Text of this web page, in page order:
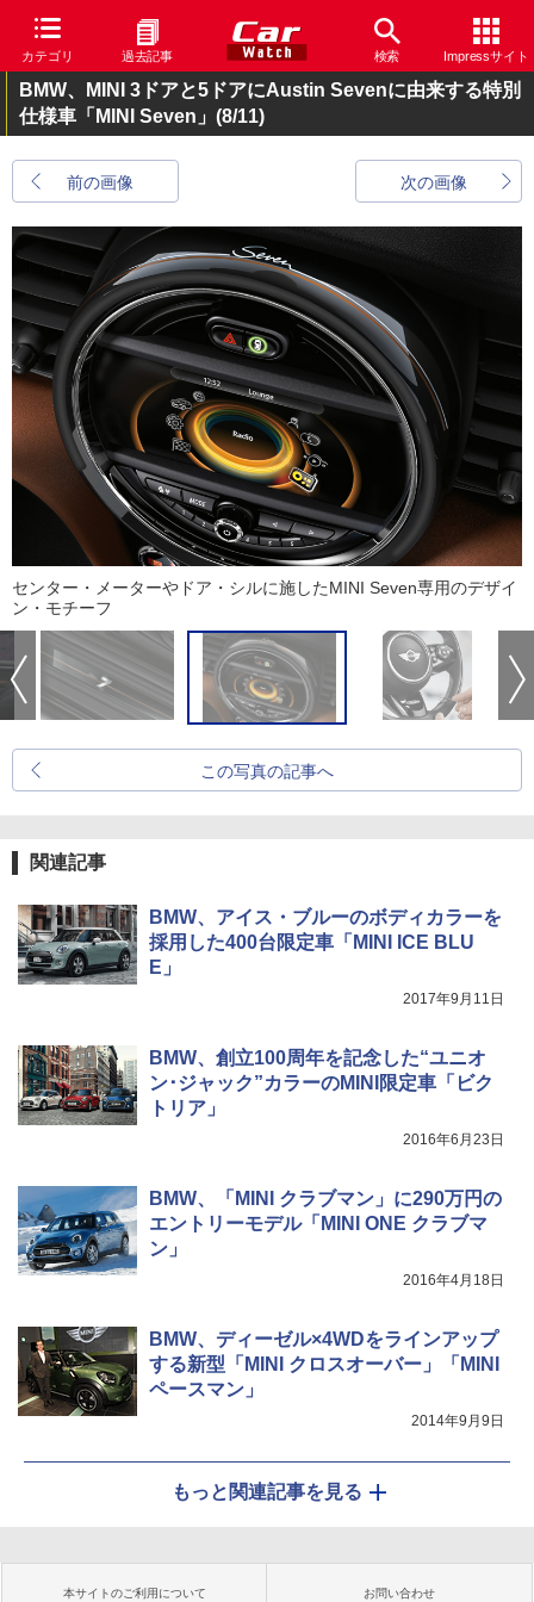
カテゴリ 過去記事 検索 Impressサイト
BMW、MINI 3ドアと5ドアにAustin Sevenに由来する特別
仕様車「MINI Seven」 (8/11)
前の画像 次の画像
センター・メーターやドア・シルに施したMINI Seven専用のデザイ
ン・モチーフ
この写真の記事へ
関連記事
BMW、アイス・ブルーのボディカラーを
採用した400台限定車「MINI ICE BLU
E」
2017年9月11日
BMW、創立100周年を記念した“ユニオ
ン･ジャック”カラーのMINI限定車「ビク
トリア」
2016年6月23日
BMW、「MINI クラブマン」に290万円の
エントリーモデル「MINI ONE クラブマ
ン」
2016年4月18日
BMW、ディーゼル×4WDをラインアップ
する新型「MINI クロスオーバー」「MINI
ペースマン」
2014年9月9日
もっと関連記事を見る
本サイトのご利用について お問い合わせ